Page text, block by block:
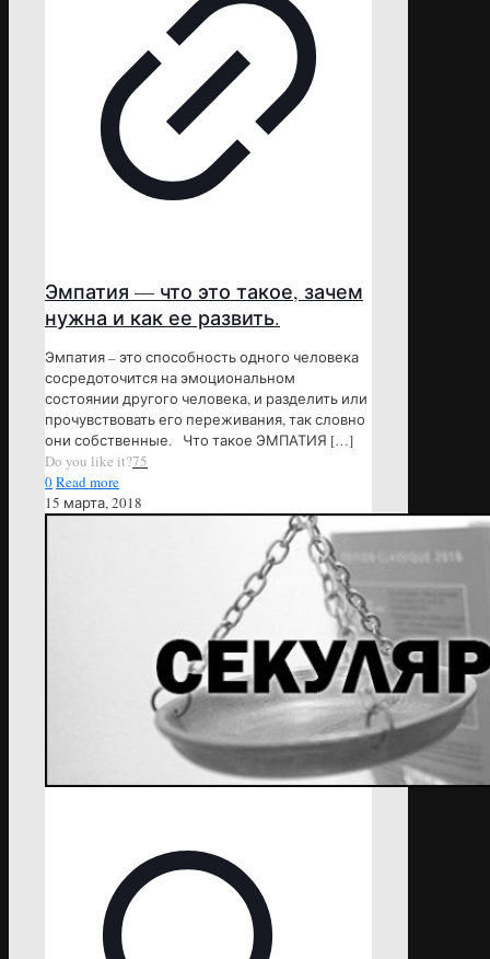
Эмпатия — что это такое, зачем
нужна и как ее развить.
Эмпатия – это способность одного человека
сосредоточится на эмоциональном
состоянии другого человека, и разделить или
прочувствовать его переживания, так словно
они собственные. Что такое ЭМПАТИЯ […]
Do you like it?75
0Read more
15 марта, 2018